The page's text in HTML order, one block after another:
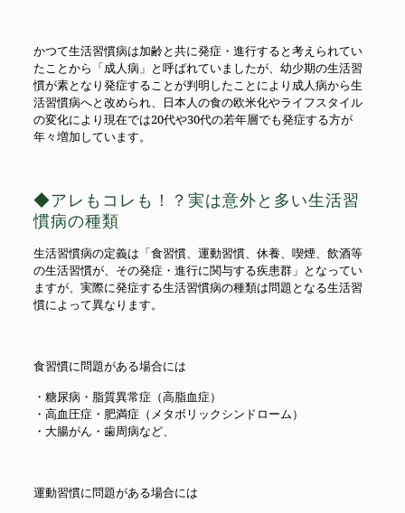
かつて生活習慣病は加齢と共に発症・進行すると考えられてい
たことから「成人病」と呼ばれていましたが、幼少期の生活習
慣が素となり発症することが判明したことにより成人病から生
活習慣病へと改められ、日本人の食の欧米化やライフスタイル
の変化により現在では20代や30代の若年層でも発症する方が
年々増加しています。
◆アレもコレも！？実は意外と多い生活習
慣病の種類
生活習慣病の定義は「食習慣、運動習慣、休養、喫煙、飲酒等
の生活習慣が、その発症・進行に関与する疾患群」となってい
ますが、実際に発症する生活習慣病の種類は問題となる生活習
慣によって異なります。
食習慣に問題がある場合には
・糖尿病・脂質異常症（高脂血症）
・高血圧症・肥満症（メタボリックシンドローム）
・大腸がん・歯周病など、
運動習慣に問題がある場合には